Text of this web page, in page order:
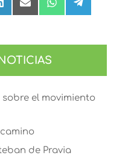
Compartir
en
Compartir
en
Compartir
en
el movimiento
de Pravia